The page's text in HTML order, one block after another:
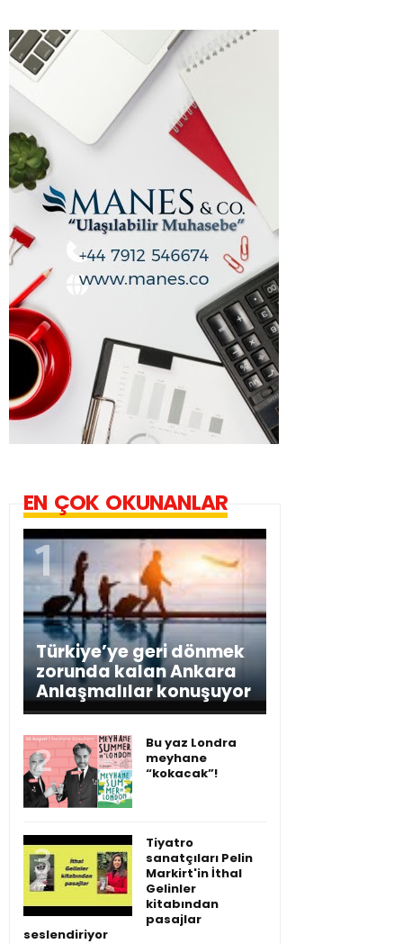
EN ÇOK OKUNANLAR
Türkiye’ye geri dönmek
zorunda kalan Ankara
Anlaşmalılar konuşuyor
Bu yaz Londra
meyhane
“kokacak”!
Tiyatro
sanatçıları Pelin
Markirt'in İthal
Gelinler
kitabından
pasajlar
seslendiriyor